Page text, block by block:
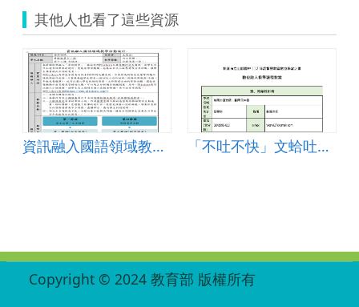
其他人也看了這些資源
資訊融入國語領域教學活動設計 「不吐不快」文蛤吐沙海洋教育探究課程(山腳國中)
Copyright © 2024 教育部 版權所有